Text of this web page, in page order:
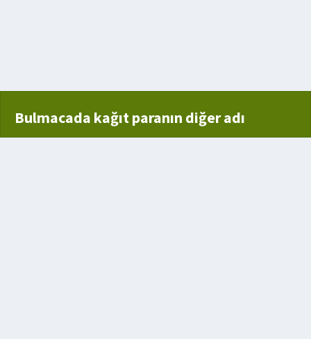
Bulmacada kağıt paranın diğer adı